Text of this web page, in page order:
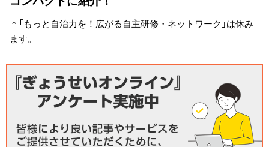
＊「もっと自治力を！広がる自主研修・ネットワーク」は休み
ます。